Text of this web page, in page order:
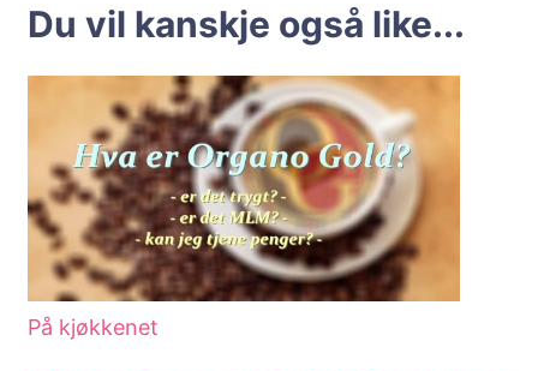
Du vil kanskje også like...
På kjøkkenet